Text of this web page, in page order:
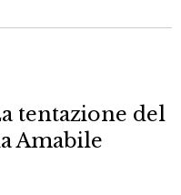
tentazione del
Amabile